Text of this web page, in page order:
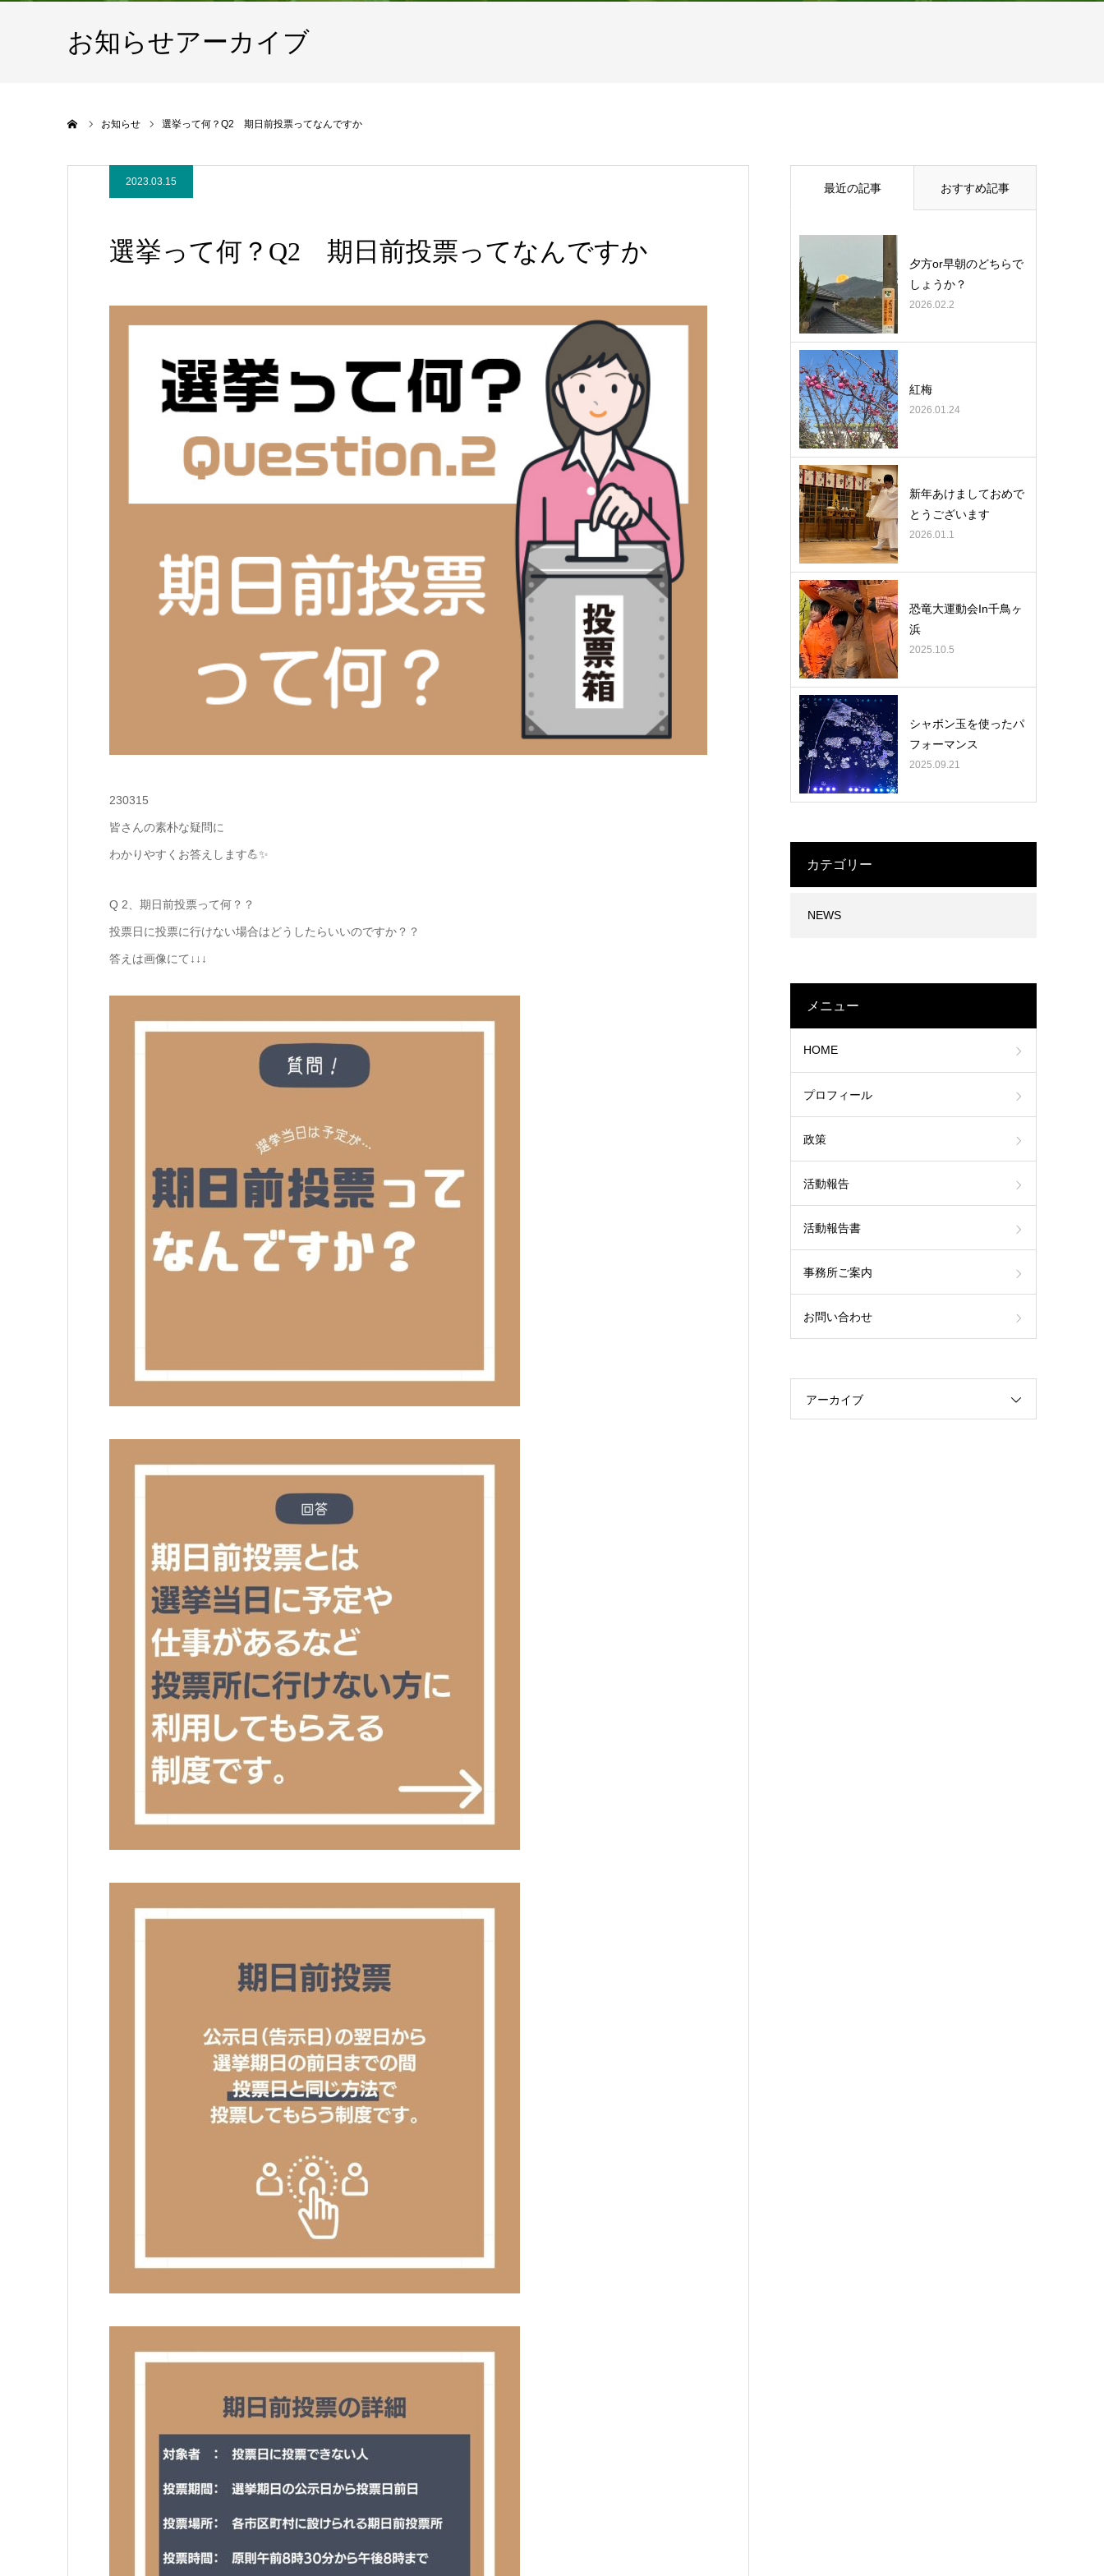
お知らせアーカイブ
お知らせ 選挙って何？Q2 期日前投票ってなんですか
2023.03.15
選挙って何？Q2 期日前投票ってなんですか
230315
皆さんの素朴な疑問に
わかりやすくお答えします💪✨
Q 2、期日前投票って何？？
投票日に投票に行けない場合はどうしたらいいのですか？？
答えは画像にて↓↓↓
最近の記事 おすすめ記事
夕方or早朝のどちらで
しょうか？
2026.02.2
紅梅
2026.01.24
新年あけましておめで
とうございます
2026.01.1
恐竜大運動会In千鳥ヶ
浜
2025.10.5
シャボン玉を使ったパ
フォーマンス
2025.09.21
カテゴリー
NEWS
メニュー
HOME
プロフィール
政策
活動報告
活動報告書
事務所ご案内
お問い合わせ
アーカイブ